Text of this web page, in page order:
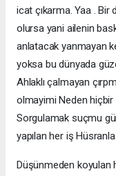
icat çıkarma. Yaa .
olursa yani ailenin
anlatacak yanmayan
yoksa bu dünyada
Ahlaklı çalmayan
olmayimi Neden hiçbir
Sorgulamak suçmu
yapılan her iş
Düşünmeden koyulan